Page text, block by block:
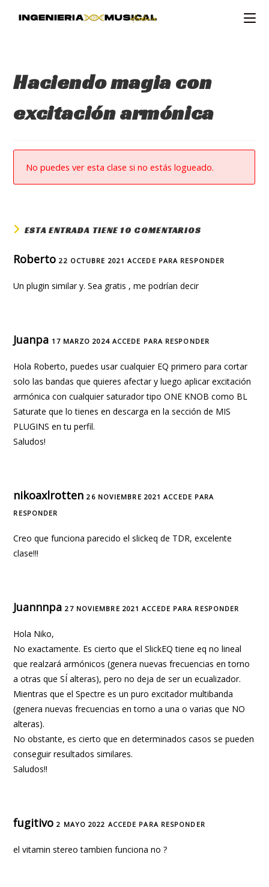
Haciendo magia con
excitación armónica
No puedes ver esta clase si no estás logueado.
ESTA ENTRADA TIENE 10 COMENTARIOS
Roberto22 OCTUBRE 2021 ACCEDE PARA RESPONDER
Un plugin similar y. Sea gratis , me podrían decir
Juanpa 17 MARZO 2024 ACCEDE PARA RESPONDER
Hola Roberto, puedes usar cualquier EQ primero para cortar
solo las bandas que quieres afectar y luego aplicar excitación
armónica con cualquier saturador tipo ONE KNOB como BL
Saturate que lo tienes en descarga en la sección de MIS
PLUGINS en tu perfil.
Saludos!
nikoaxlrotten26 NOVIEMBRE 2021 ACCEDE PARA
RESPONDER
Creo que funciona parecido el slickeq de TDR, excelente
clase!!!
Juannnpa 27 NOVIEMBRE 2021 ACCEDE PARA RESPONDER
Hola Niko,
No exactamente. Es cierto que el SlickEQ tiene eq no lineal
que realzará armónicos (genera nuevas frecuencias en torno
a otras que SÍ alteras), pero no deja de ser un ecualizador.
Mientras que el Spectre es un puro excitador multibanda
(genera nuevas frecuencias en torno a una o varias que NO
alteras).
No obstante, es cierto que en determinados casos se pueden
conseguir resultados similares.
Saludos!!
fugitivo2 MAYO 2022 ACCEDE PARA RESPONDER
el vitamin stereo tambien funciona no ?